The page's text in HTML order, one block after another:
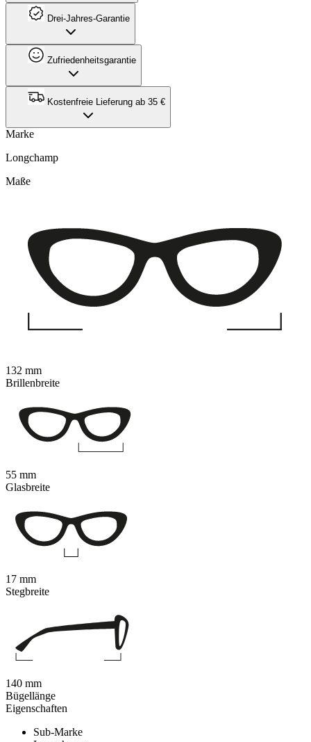
Drei-Jahres-Garantie
Zufriedenheitsgarantie
Kostenfreie Lieferung ab 35 €
Marke
Longchamp
Eigenschaften
Sub-Marke
Maße
132 mm
Brillenbreite
55 mm
Glasbreite
17 mm
Stegbreite
140 mm
Bügellänge